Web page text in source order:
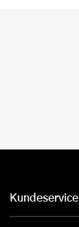
Kundeservice